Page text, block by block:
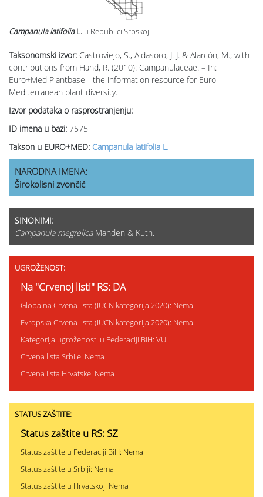
Taksonomski izvor: Castroviejo, S., Aldasoro, J. J. & Alarcón, M.; with
contributions from Hand, R. (2010): Campanulaceae. – In:
Euro+Med Plantbase - the information resource for Euro-
Mediterranean plant diversity.
Izvor podataka o rasprostranjenju:
ID imena u bazi: 7575
Takson u EURO+MED: Campanula latifolia L.
Campanula latifoliaL. u Republici Srpskoj
NARODNA IMENA:
Širokolisni zvončić
SINONIMI:
Campanula megrelicaManden & Kuth.
UGROŽENOST:
Na "Crvenoj listi" RS: DA
Globalna Crvena lista (IUCN kategorija 2020): Nema
Evropska Crvena lista (IUCN kategorija 2020): Nema
Kategorija ugroženosti u Federaciji BiH: VU
Crvena lista Srbije: Nema
Crvena lista Hrvatske: Nema
STATUS ZAŠTITE:
Status zaštite u RS: SZ
Status zaštite u Federaciji BiH: Nema
Status zaštite u Srbiji: Nema
Status zaštite u Hrvatskoj: Nema